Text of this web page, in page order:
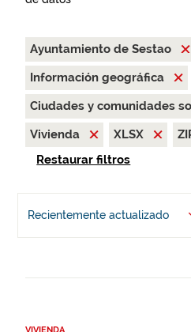
Ayuntamiento de Sestao
Información geográfica
Ciudades y comunidades
Vivienda
XLSX
Restaurar filtros
Recientemente actualizado